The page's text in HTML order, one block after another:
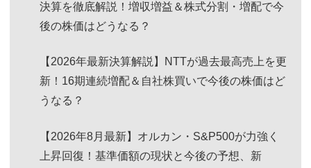
決算を徹底解説！増収増益＆株式分割・増配で今
後の株価はどうなる？
【2026年最新決算解説】NTTが過去最高売上を更
新！16期連続増配＆自社株買いで今後の株価はど
うなる？
【2026年8月最新】オルカン・S&P500が力強く
上昇回復！基準価額の現状と今後の予想、新